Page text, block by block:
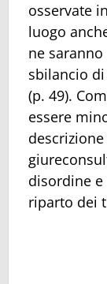
osservate
luogo
ne
sbilancio
(p. 49).
essere
disordine e
riparto dei